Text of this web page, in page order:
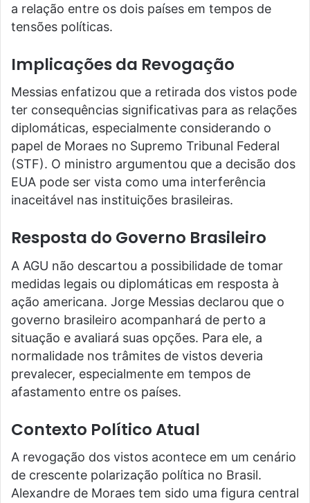
a relação entre os dois países em tempos de
tensões políticas.
Implicações da Revogação
Messias enfatizou que a retirada dos vistos pode
ter consequências significativas para as relações
diplomáticas, especialmente considerando o
papel de Moraes no Supremo Tribunal Federal
(STF). O ministro argumentou que a decisão dos
EUA pode ser vista como uma interferência
inaceitável nas instituições brasileiras.
Resposta do Governo Brasileiro
A AGU não descartou a possibilidade de tomar
medidas legais ou diplomáticas em resposta à
ação americana. Jorge Messias declarou que o
governo brasileiro acompanhará de perto a
situação e avaliará suas opções. Para ele, a
normalidade nos trâmites de vistos deveria
prevalecer, especialmente em tempos de
afastamento entre os países.
Contexto Político Atual
A revogação dos vistos acontece em um cenário
de crescente polarização política no Brasil.
Alexandre de Moraes tem sido uma figura central